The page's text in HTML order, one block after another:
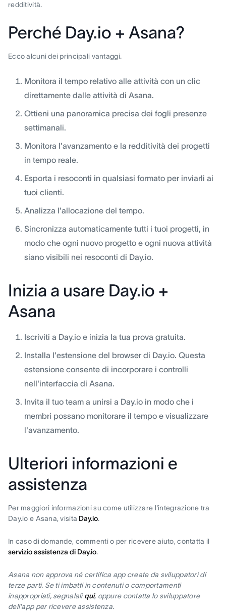
redditività.
Perché Day.io + Asana?
Ecco alcuni dei principali vantaggi.
Monitora il tempo relativo alle attività con un clic
direttamente dalle attività di Asana.
Ottieni una panoramica precisa dei fogli presenze
settimanali.
Monitora l'avanzamento e la redditività dei progetti
in tempo reale.
Esporta i resoconti in qualsiasi formato per inviarli ai
tuoi clienti.
Analizza l'allocazione del tempo.
Sincronizza automaticamente tutti i tuoi progetti, in
modo che ogni nuovo progetto e ogni nuova attività
siano visibili nei resoconti di Day.io.
Inizia a usare Day.io +
Asana
Iscriviti a Day.io e inizia la tua prova gratuita.
Installa l'estensione del browser di Day.io. Questa
estensione consente di incorporare i controlli
nell'interfaccia di Asana.
Invita il tuo team a unirsi a Day.io in modo che i
membri possano monitorare il tempo e visualizzare
l'avanzamento.
Ulteriori informazioni e
assistenza
Per maggiori informazioni su come utilizzare l'integrazione tra
Day.io e Asana, visita Day.io.
In caso di domande, commenti o per ricevere aiuto, contatta il
servizio assistenza di Day.io.
Asana non approva né certifica app create da sviluppatori di
terze parti. Se ti imbatti in contenuti o comportamenti
inappropriati, segnalaliqui, oppure contatta lo sviluppatore
dell'app per ricevere assistenza.